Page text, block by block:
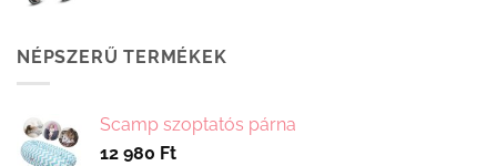
NÉPSZERŰ TERMÉKEK
Scamp szoptatós párna
12 980 Ft